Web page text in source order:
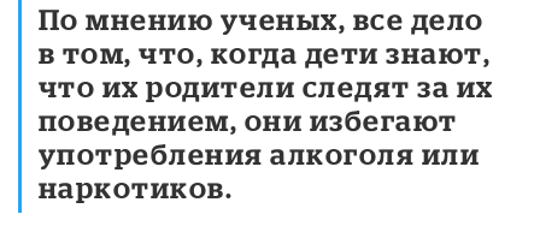
По мнению ученых, все дело
в том, что, когда дети знают,
что их родители следят за их
поведением, они избегают
употребления алкоголя или
наркотиков.